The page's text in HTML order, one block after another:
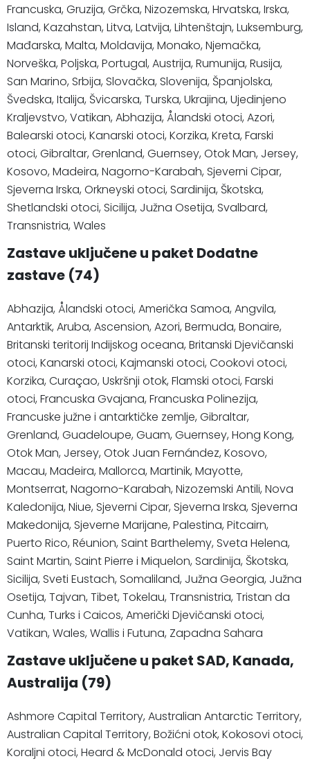
Francuska, Gruzija, Grčka, Nizozemska, Hrvatska, Irska,
Island, Kazahstan, Litva, Latvija, Lihtenštajn, Luksemburg,
Mađarska, Malta, Moldavija, Monako, Njemačka,
Norveška, Poljska, Portugal, Austrija, Rumunija, Rusija,
San Marino, Srbija, Slovačka, Slovenija, Španjolska,
Švedska, Italija, Švicarska, Turska, Ukrajina, Ujedinjeno
Kraljevstvo, Vatikan, Abhazija, Ålandski otoci, Azori,
Balearski otoci, Kanarski otoci, Korzika, Kreta, Farski
otoci, Gibraltar, Grenland, Guernsey, Otok Man, Jersey,
Kosovo, Madeira, Nagorno-Karabah, Sjeverni Cipar,
Sjeverna Irska, Orkneyski otoci, Sardinija, Škotska,
Shetlandski otoci, Sicilija, Južna Osetija, Svalbard,
Transnistria, Wales
Zastave uključene u paket Dodatne
zastave (74)
Abhazija, Ålandski otoci, Američka Samoa, Angvila,
Antarktik, Aruba, Ascension, Azori, Bermuda, Bonaire,
Britanski teritorij Indijskog oceana, Britanski Djevičanski
otoci, Kanarski otoci, Kajmanski otoci, Cookovi otoci,
Korzika, Curaçao, Uskršnji otok, Flamski otoci, Farski
otoci, Francuska Gvajana, Francuska Polinezija,
Francuske južne i antarktičke zemlje, Gibraltar,
Grenland, Guadeloupe, Guam, Guernsey, Hong Kong,
Otok Man, Jersey, Otok Juan Fernández, Kosovo,
Macau, Madeira, Mallorca, Martinik, Mayotte,
Montserrat, Nagorno-Karabah, Nizozemski Antili, Nova
Kaledonija, Niue, Sjeverni Cipar, Sjeverna Irska, Sjeverna
Makedonija, Sjeverne Marijane, Palestina, Pitcairn,
Puerto Rico, Réunion, Saint Barthelemy, Sveta Helena,
Saint Martin, Saint Pierre i Miquelon, Sardinija, Škotska,
Sicilija, Sveti Eustach, Somaliland, Južna Georgia, Južna
Osetija, Tajvan, Tibet, Tokelau, Transnistria, Tristan da
Cunha, Turks i Caicos, Američki Djevičanski otoci,
Vatikan, Wales, Wallis i Futuna, Zapadna Sahara
Zastave uključene u paket SAD, Kanada,
Australija (79)
Ashmore Capital Territory, Australian Antarctic Territory,
Australian Capital Territory, Božićni otok, Kokosovi otoci,
Koraljni otoci, Heard & McDonald otoci, Jervis Bay